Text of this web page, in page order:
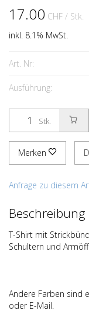
17.00 CHF / Stk.
inkl. 8.1% MwSt.
Art. Nr:
Ausführung:
Stk.
Merken
Anfrage zu diesem
Beschreibung
T-Shirt mit
Schultern und
Andere Farben sind
oder E-Mail.